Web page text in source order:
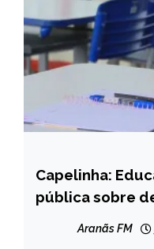
CAPELINHA
NOTÍCIAS
Capelinha:
pública sobre
Aranãs FM